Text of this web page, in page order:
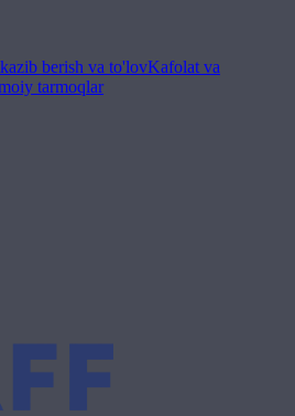
berish va to'lovKafolat va
tarmoqlar